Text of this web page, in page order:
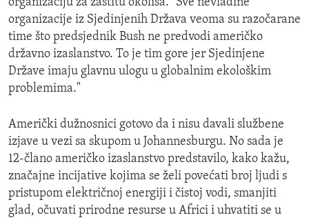
Jezici
organizacije iz Sjedinjenih Država veoma su razočarane
time što predsjednik Bush ne predvodi američko
državno izaslanstvo. To je tim gore jer Sjedinjene
Države imaju glavnu ulogu u globalnim ekološkim
problemima."
Američki dužnosnici gotovo da i nisu davali službene
izjave u vezi sa skupom u Johannesburgu. No sada je
12-člano američko izaslanstvo predstavilo, kako kažu,
značajne incijative kojima se želi povećati broj ljudi s
pristupom električnoj energiji i čistoj vodi, smanjiti
glad, očuvati prirodne resurse u Africi i uhvatiti se u